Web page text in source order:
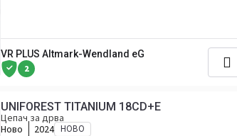
VR PLUS Altmark-Wendland eG
2
UNIFOREST TITANIUM 18CD+E
Цепач за дрва
Ново
2024 НОВО